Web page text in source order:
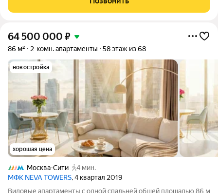
открывает впечатляющие виды на
64 500 000 ₽
86 м² 2-комн. апартаменты 58 этаж из 68
новостройка
хорошая цена
Москва-Сити
4 мин.
МФК NEVA TOWERS, 4 квартал 2019
Видовые апартаменты с одной спальней общей площадью 86 м